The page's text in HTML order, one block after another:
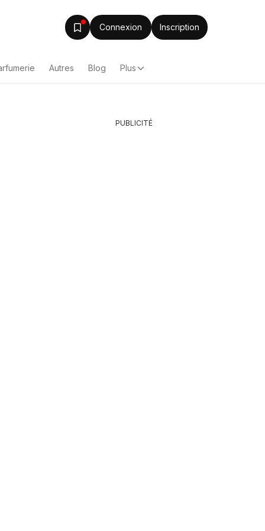
Connexion Inscription
Autres Blog Plus
PUBLICITÉ